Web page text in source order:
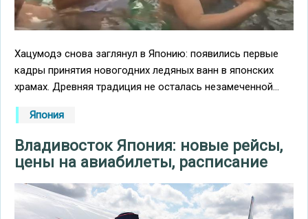
Хацумодэ снова заглянул в Японию: появились первые
кадры принятия новогодних ледяных ванн в японских
храмах. Древняя традиция не осталась незамеченной...
Япония
Владивосток Япония: новые рейсы,
цены на авиабилеты, расписание